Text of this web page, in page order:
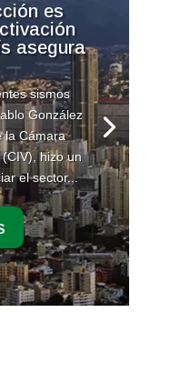
es
asegura
sismos
González
la Cámara
hizo un
el sector...